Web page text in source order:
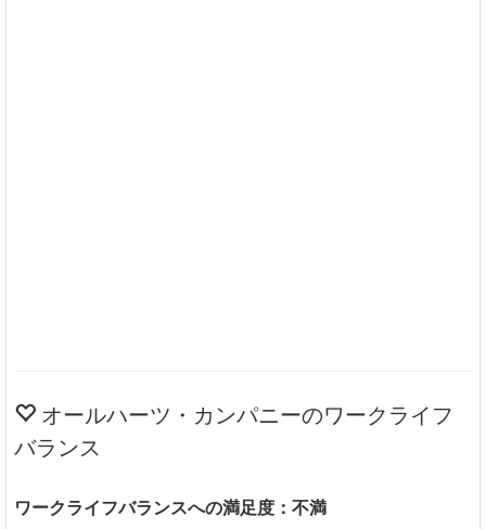
オールハーツ・カンパニーのワークライフ
バランス
ワークライフバランスへの満足度：不満